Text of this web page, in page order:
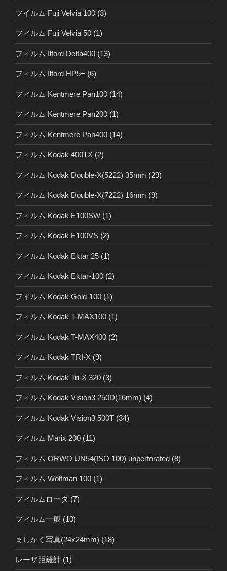
フイルム Fuji Velvia 100 (3)
フィルム Fuji Velvia 50 (1)
フィルム Ilford Delta400 (13)
フィルム Ilford HP5+ (6)
フィルム Kentmere Pan100 (14)
フィルム Kentmere Pan200 (1)
フィルム Kentmere Pan400 (14)
フィルム Kodak 400TX (2)
フィルム Kodak Double-X(5222) 35mm (29)
フィルム Kodak Double-X(7222) 16mm (9)
フィルム Kodak E100SW (1)
フィルム Kodak E100VS (2)
フィルム Kodak Ektar 25 (1)
フィルム Kodak Ektar-100 (2)
フイルム Kodak Gold-100 (1)
フィルム Kodak T-MAX100 (1)
フィルム Kodak T-MAX400 (2)
フィルム Kodak TRI-X (9)
フィルム Kodak Tri-X 320 (3)
フィルム Kodak Vision3 250D(16mm) (4)
フィルム Kodak Vision3 500T (34)
フィルム Marix 200 (11)
フィルム ORWO UN54(ISO 100) unperforated (8)
フィルム Wolfman 100 (1)
フィルムローダ (7)
フィルム一般 (10)
ましかく写真(24x24mm) (18)
レーザ距離計 (1)